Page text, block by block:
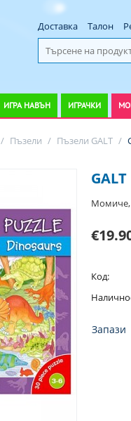
Доставка Талон
ИГРА НАВЪН ИГРАЧКИ
/ Пъзели / Пъзели GALT /
Момиче,
Код:
Запази